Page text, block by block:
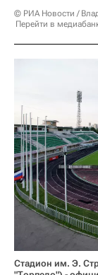
© РИА Новости /
Перейти в
Стадион им. Э.